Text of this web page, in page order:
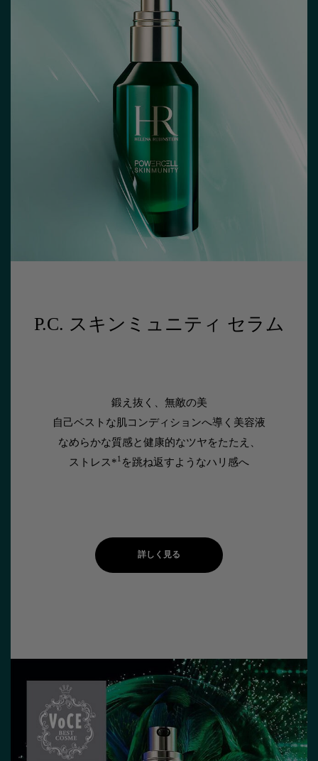
P.C. スキンミュニティ セラム
鍛え抜く、無敵の美
自己ベストな肌コンディションへ導く美容液
なめらかな質感と健康的なツヤをたたえ、
ストレス*1 を跳ね返すようなハリ感へ
詳しく見る